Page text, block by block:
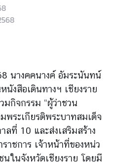
นางคคนางค์ อัมระนันทน์
นังสือเดินทางฯ เชียงราย
มกิจกรรม “ผู้ว่าชวน
พระเกียรติพระบาทสมเด็จ
ลที่ 10 และส่งเสริมสร้าง
าชการ เจ้าหน้าที่ของหน่ว
นในจังหวัดเชียงราย โดยมี